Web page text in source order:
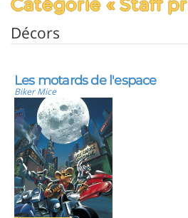
Catégorie « Staff
Décors
Les motards de l'espace
Biker Mice